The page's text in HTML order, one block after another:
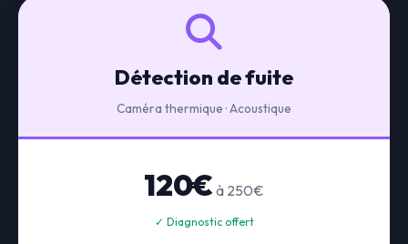
Détection de fuite
Caméra thermique · Acoustique
120€ à 250€
✓ Diagnostic offert